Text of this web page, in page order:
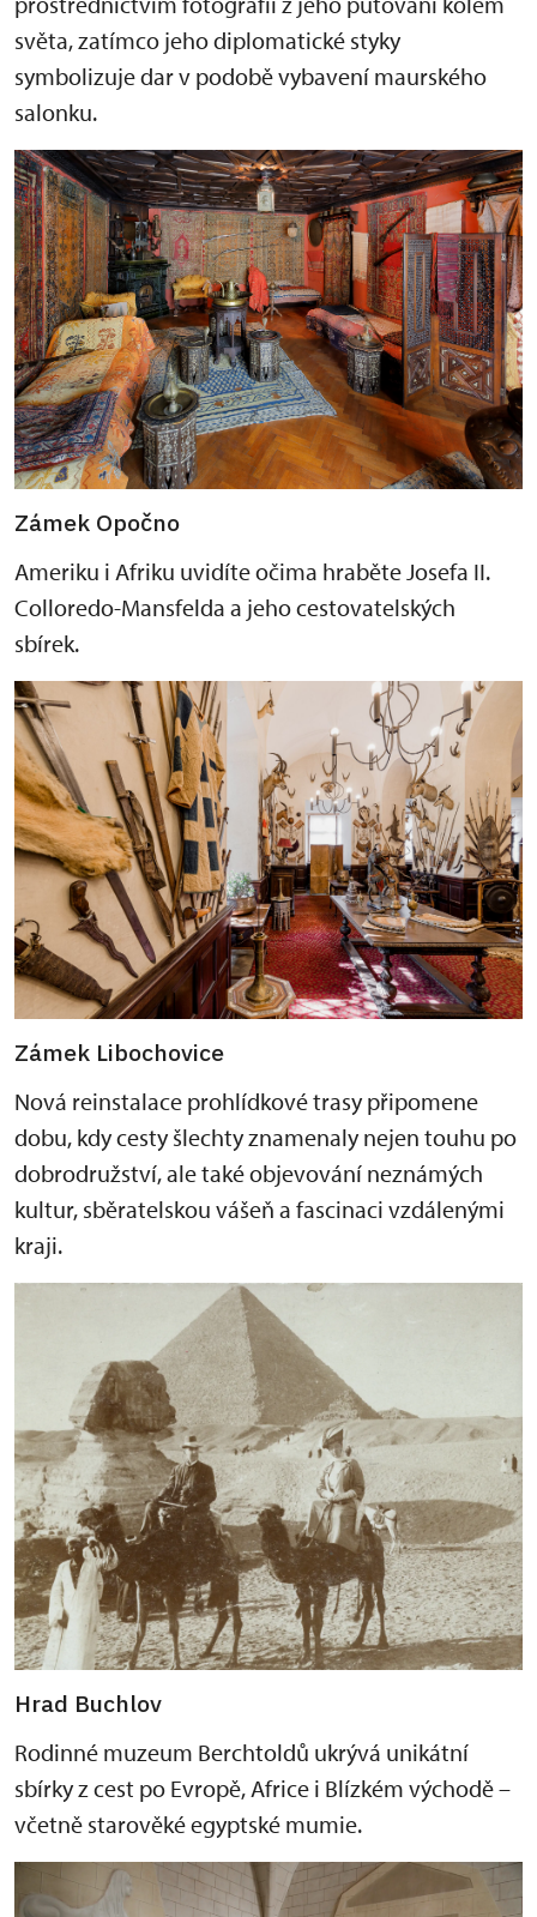
světa, zatímco jeho diplomatické styky
symbolizuje dar v podobě vybavení maurského
salonku.
Zámek Opočno
Ameriku i Afriku uvidíte očima hraběte Josefa II.
Colloredo-Mansfelda a jeho cestovatelských
sbírek.
Zámek Libochovice
Nová reinstalace prohlídkové trasy připomene
dobu, kdy cesty šlechty znamenaly nejen touhu po
dobrodružství, ale také objevování neznámých
kultur, sběratelskou vášeň a fascinaci vzdálenými
kraji.
Hrad Buchlov
Rodinné muzeum Berchtoldů ukrývá unikátní
sbírky z cest po Evropě, Africe i Blízkém východě –
včetně starověké egyptské mumie.